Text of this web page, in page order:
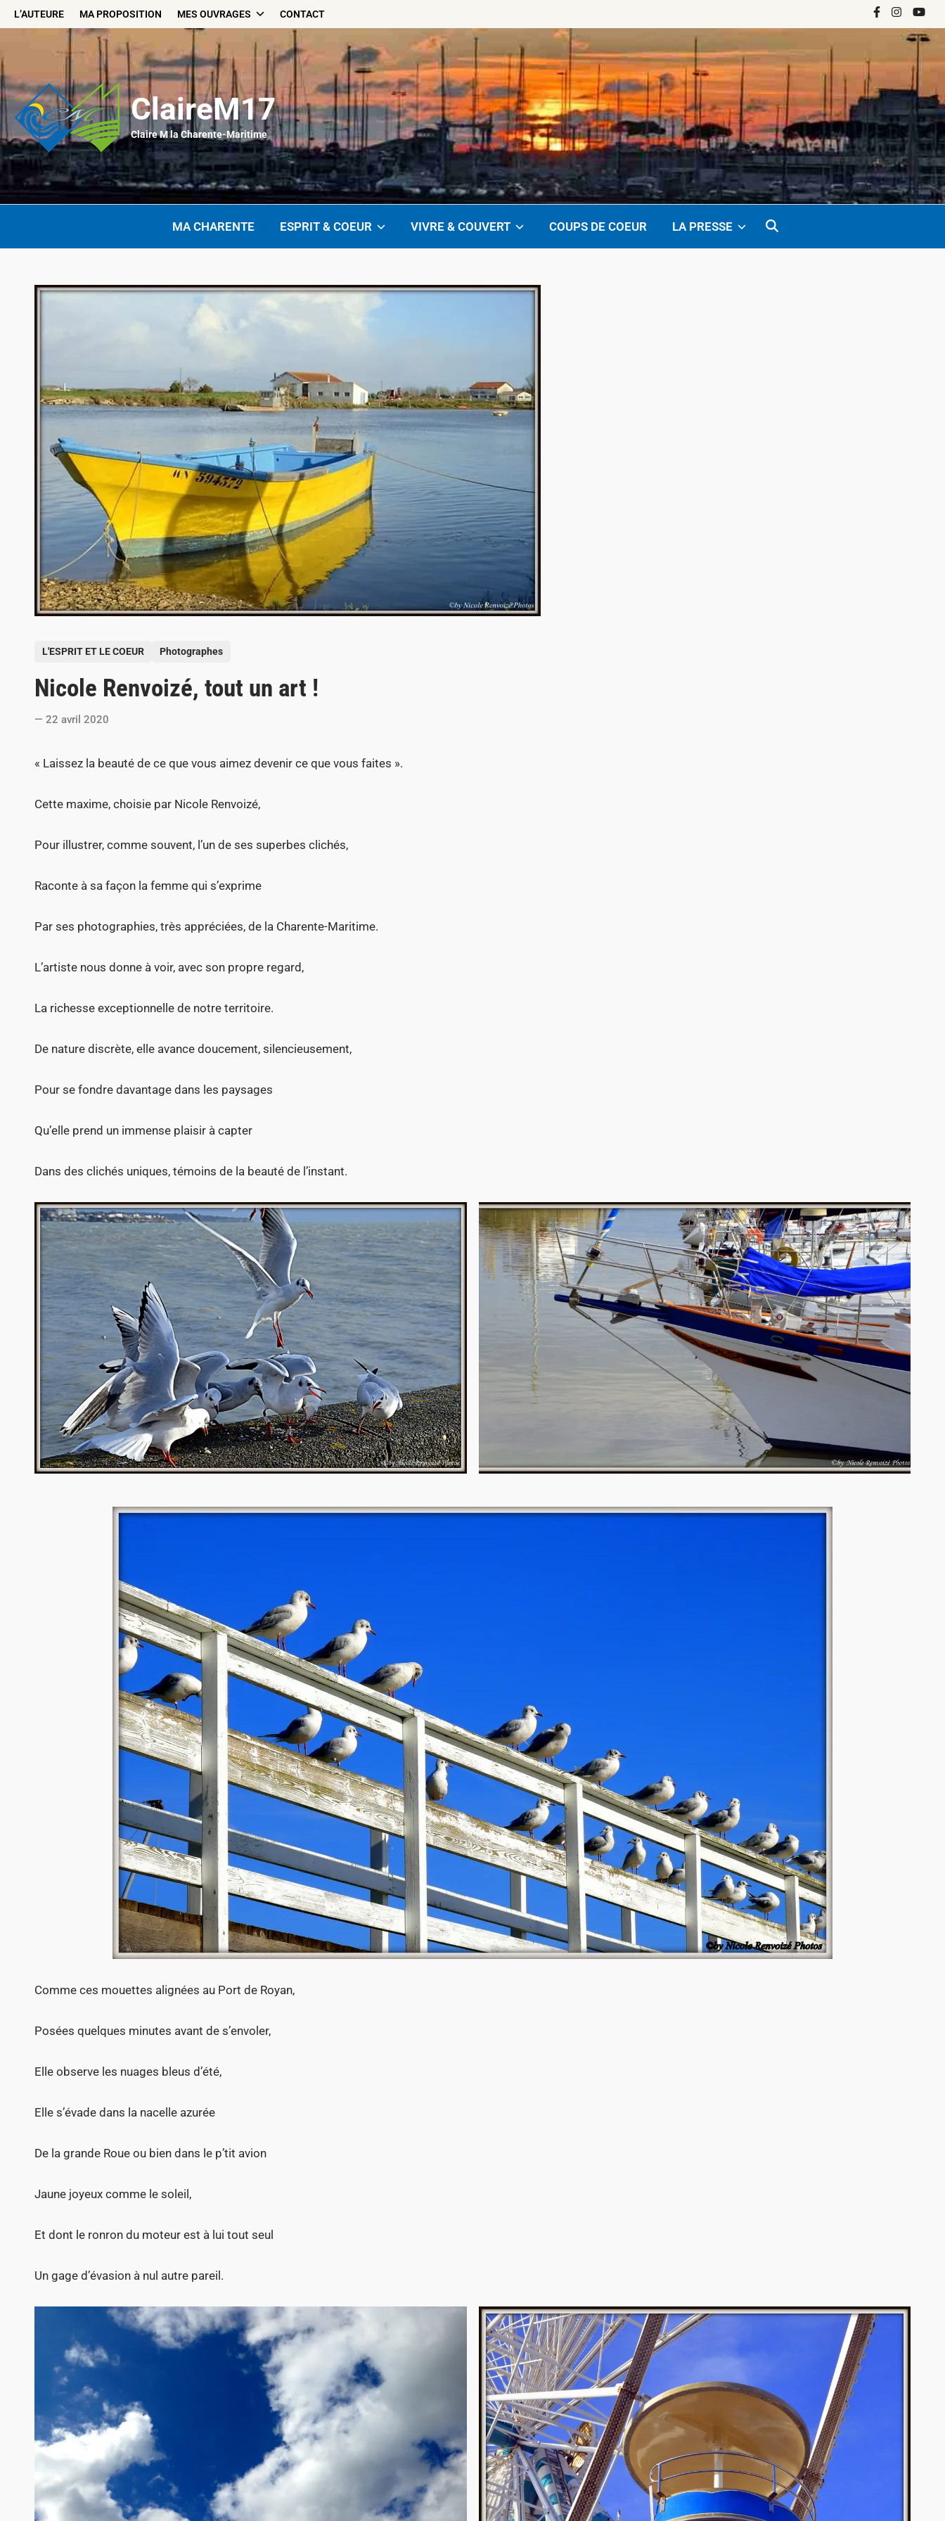
SkipL’AUTEURE MA PROPOSITION MES OUVRAGES CONTACT Facebook
Instagram
ClaireM17
Claire M la Charente-Maritime
MA CHARENTE ESPRIT & COEUR VIVRE & COUVERT COUPS DE COEUR LA PRESSE
s
i
L'ESPRIT ET LE COEUR Photographes
Nicole Renvoizé, tout un art !
22 avril 2020
« Laissez la beauté de ce que vous aimez devenir ce que vous faites ».
Cette maxime, choisie par Nicole Renvoizé,
Pour illustrer, comme souvent, l’un de ses superbes clichés,
Raconte à sa façon la femme qui s’exprime
Par ses photographies, très appréciées, de la Charente-Maritime.
L’artiste nous donne à voir, avec son propre regard,
La richesse exceptionnelle de notre territoire.
De nature discrète, elle avance doucement, silencieusement,
Pour se fondre davantage dans les paysages
Qu’elle prend un immense plaisir à capter
Dans des clichés uniques, témoins de la beauté de l’instant.
Comme ces mouettes alignées au Port de Royan,
Posées quelques minutes avant de s’envoler,
Elle observe les nuages bleus d’été,
Elle s’évade dans la nacelle azurée
De la grande Roue ou bien dans le p’tit avion
Jaune joyeux comme le soleil,
Et dont le ronron du moteur est à lui tout seul
Un gage d’évasion à nul autre pareil.